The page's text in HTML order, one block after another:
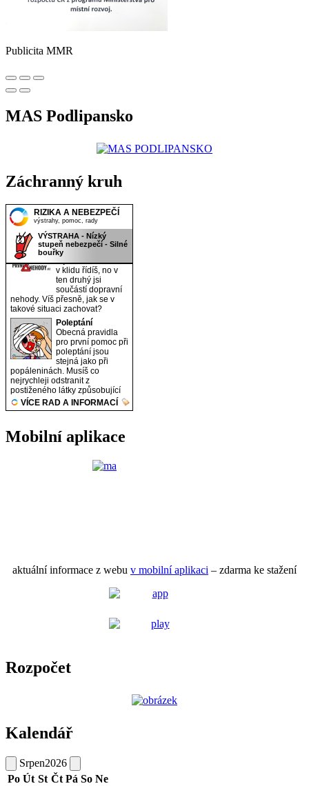
Publicita MMR
MAS Podlipansko
Záchranný kruh
Mobilní aplikace
aktuální informace z webu v mobilní aplikaci – zdarma ke stažení
Rozpočet
Kalendář
Srpen2026
Po Út St Čt Pá So Ne